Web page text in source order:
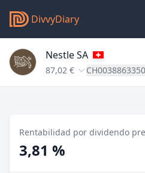
DivvyDiary
Nestle SA
87,02 € CH0038863350
Rentabilidad por dividendo
3,81 %